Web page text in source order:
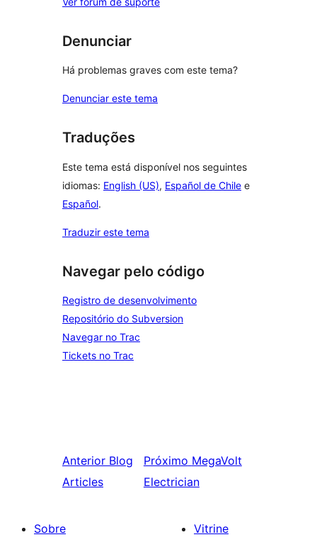
Denunciar
Há problemas graves com este tema?
Denunciar este tema
Traduções
Este tema está disponível nos seguintes
idiomas: English (US), Español de Chile e
Español.
Traduzir este tema
Navegar pelo código
Registro de desenvolvimento
Repositório do Subversion
Navegar no Trac
Tickets no Trac
Anterior Blog
Articles
Próximo MegaVolt
Electrician
Sobre
Vitrine